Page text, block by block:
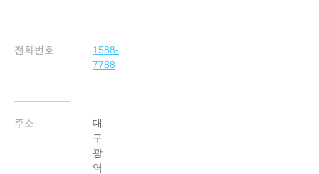
전화번호
1588-
7788
주소
대
구
광
역